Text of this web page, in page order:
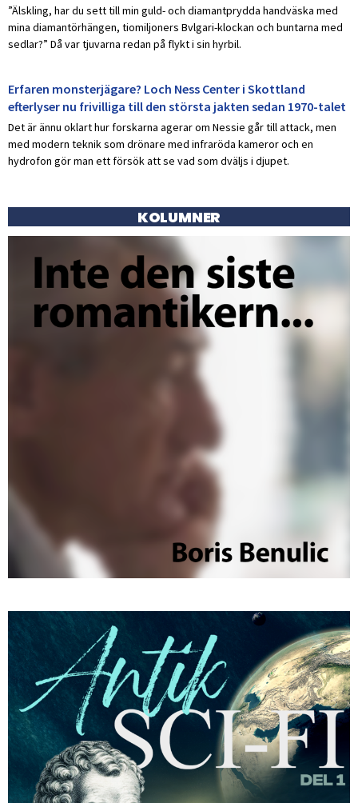
”Älskling, har du sett till min guld- och diamantprydda handväska med
mina diamantörhängen, tiomiljoners Bvlgari-klockan och buntarna med
sedlar?” Då var tjuvarna redan på flykt i sin hyrbil.
Erfaren monsterjägare? Loch Ness Center i Skottland
efterlyser nu frivilliga till den största jakten sedan 1970-talet
Det är ännu oklart hur forskarna agerar om Nessie går till attack, men
med modern teknik som drönare med infraröda kameror och en
hydrofon gör man ett försök att se vad som dväljs i djupet.
KOLUMNER